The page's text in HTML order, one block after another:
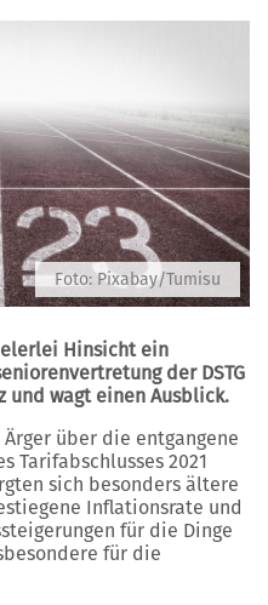
Foto: Pixabay/Tumisu
Hinsicht ein
der DSTG
und wagt einen Ausblick.
über die entgangene
Tarifabschlusses 2021
sich besonders ältere
Inflationsrate und
für die Dinge
für die